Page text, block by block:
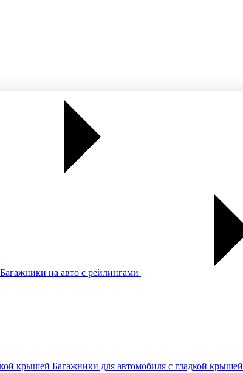
Багажники на авто с рейлингами
Багажники для автомобиля с гладкой крышей